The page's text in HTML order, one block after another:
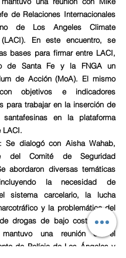
de Relaciones Internacionales
de Los Angeles Climate
(LACI). En este encuentro, se
bases para firmar entre LACI,
de Santa Fe y la FNGA un
de Acción (MoA). El mismo
objetivos e indicadores
para trabajar en la inserción de
santafesinas en la plataforma
LACI.
Se dialogó con Aisha Wahab,
del Comité de Seguridad
abordaron diversas temáticas
la necesidad de
sistema carcelario, la lucha
y la problemática del
drogas de bajo costo. A su
una reunión en el
de Polícia de Los Ángeles y